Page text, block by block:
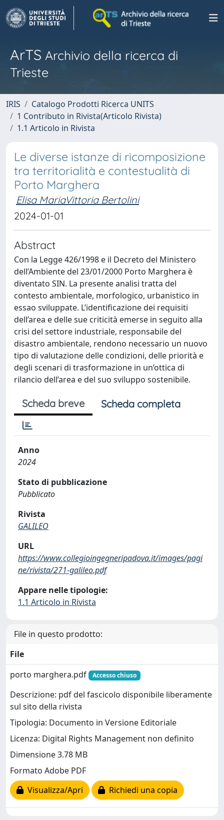
ArTS Archivio della ricerca di
Trieste
IRIS
Catalogo Prodotti Ricerca UNITS
1 Contributo in Rivista(Articolo Rivista)
1.1 Articolo in Rivista
Le diverse istanze di ricomposizione
tra territorialità e contestualità di
Porto Marghera
Elisa MariaVittoria Bertolini
2024-01-01
Abstract
Con la Legge 426/1998 e il Decreto del Ministero
dell’Ambiente del 23/01/2000 Porto Marghera è
diventato SIN. La presente analisi tratta del
contesto ambientale, morfologico, urbanistico in
essao sviluppate. L’identificazione dei requisiti
dell’area e delle sue criticità emerse in seguito alla
crisi del settore industriale, responsabile del
disastro ambientale, rendono necessario un nuovo
tipo di valutazione delle condizioni, delle priorità e
degli scenari di trasformazione in un’ottica di
rilancio dell’area e del suo sviluppo sostenibile.
Scheda breve Scheda completa
Anno
2024
Stato di pubblicazione
Pubblicato
Rivista
GALILEO
URL
https://www.collegioingegneripadova.it/images/pagi
ne/rivista/271-galileo.pdf
Appare nelle tipologie:
1.1 Articolo in Rivista
File in questo prodotto:
File
porto marghera.pdf
Accesso chiuso
Descrizione: pdf del fascicolo disponibile liberamente
sul sito della rivista
Tipologia: Documento in Versione Editoriale
Licenza: Digital Rights Management non definito
Dimensione 3.78 MB
Formato Adobe PDF
Visualizza/Apri
Richiedi una copia